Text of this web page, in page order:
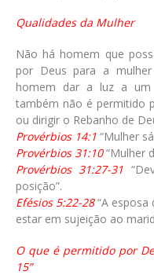
Qualidades da Mulher
Não há homem que
por Deus para a
homem dar a luz a
também não é permitido
ou dirigir o Rebanho de
Provérbios 14:1 “Mulher
Provérbios 31:10“Mulher
Provérbios 31:27-31
posição”.
Efésios 5:22-28“A esposa
estar em sujeição ao
O que é permitido por
15”